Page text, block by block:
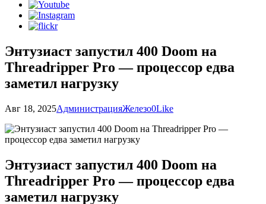
Энтузиаст запустил 400 Doom на
Threadripper Pro — процессор едва
заметил нагрузку
Авг 18, 2025АдминистрацияЖелезо0Like
Энтузиаст запустил 400 Doom на
Threadripper Pro — процессор едва
заметил нагрузку